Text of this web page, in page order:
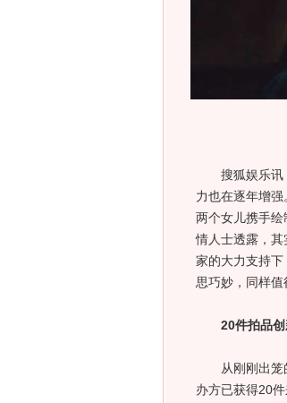
搜狐娱乐讯
力也在逐年增
两个女儿携手
情人士透露，
家的大力支持
思巧妙，同样
20件拍品创
从刚刚出笼的
办方已获得20